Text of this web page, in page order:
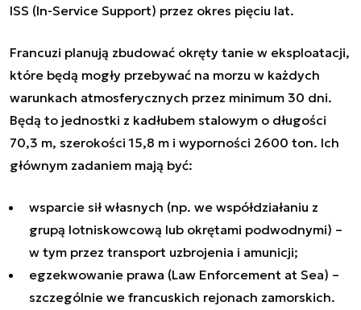
ISS (In-Service Support) przez okres pięciu lat.
Francuzi planują zbudować okręty tanie w eksploatacji,
które będą mogły przebywać na morzu w każdych
warunkach atmosferycznych przez minimum 30 dni.
Będą to jednostki z kadłubem stalowym o długości
70,3 m, szerokości 15,8 m i wyporności 2600 ton. Ich
głównym zadaniem mają być:
wsparcie sił własnych (np. we współdziałaniu z
grupą lotniskowcową lub okrętami podwodnymi) –
w tym przez transport uzbrojenia i amunicji;
egzekwowanie prawa (Law Enforcement at Sea) –
szczególnie we francuskich rejonach zamorskich.